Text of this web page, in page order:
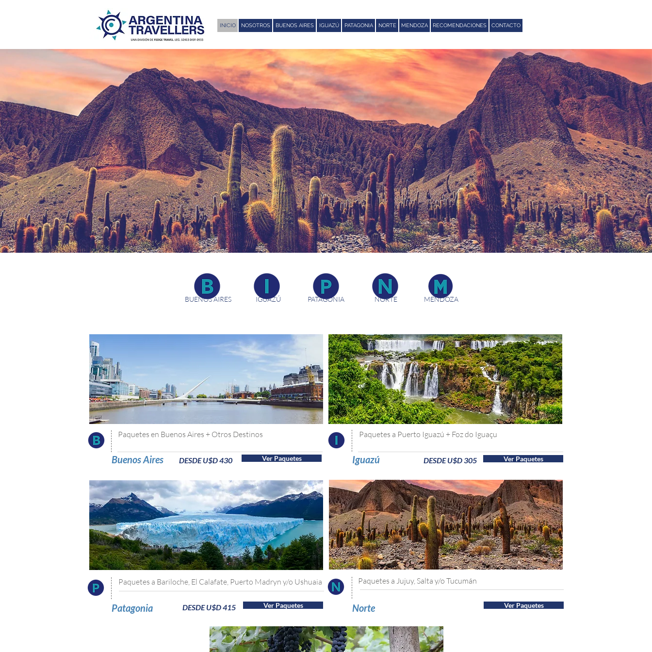
INICIO NOSOTROS BUENOS AIRES IGUAZÚ PATAGONIA NORTE MENDOZA RECOMENDACIONES CONTACTO
BUENOS AIRES IGUAZÚ PATAGONIA NORTE MENDOZA
Paquetes en Buenos Aires + Otros Destinos
Buenos Aires Ver Paquetes
DESDE U$D 430
Paquetes a Bariloche, El Calafate, Puerto Madryn y/o Ushuaia
Patagonia Ver Paquetes
DESDE U$D 415
Paquetes a Puerto Iguazú + Foz do Iguaçu
Iguazú Ver Paquetes
DESDE U$D 305
Paquetes a Jujuy, Salta y/o Tucumán
Norte Ver Paquetes